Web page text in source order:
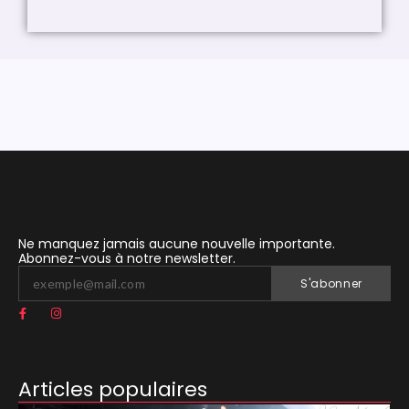
Ne manquez jamais aucune nouvelle importante.
Abonnez-vous à notre newsletter.
S'abonner
Articles populaires